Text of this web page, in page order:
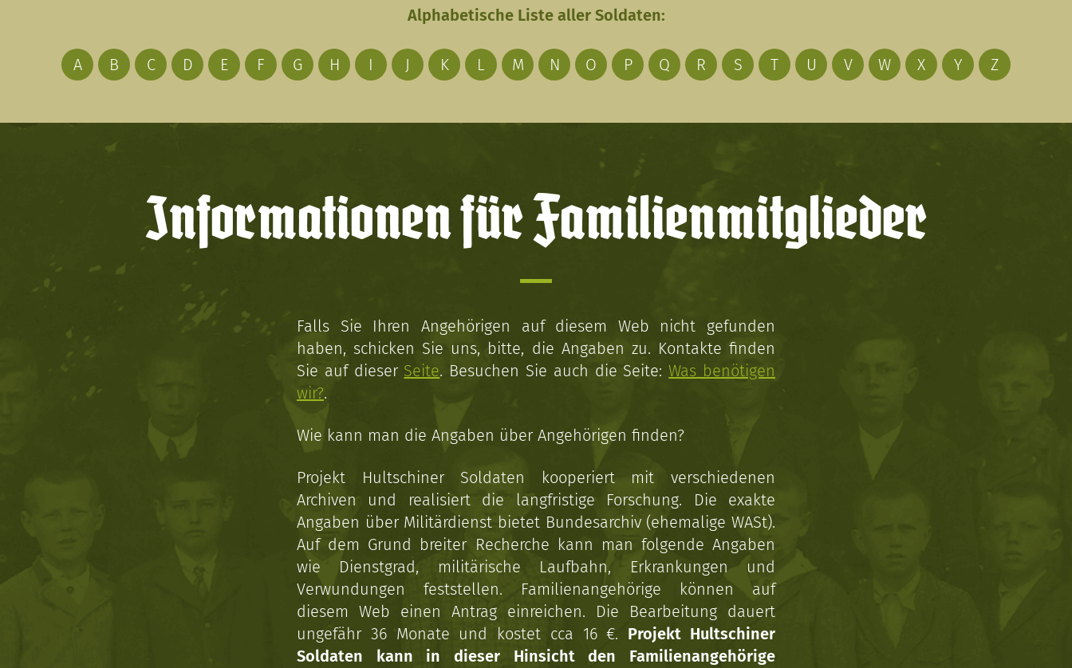
Alphabetische Liste aller Soldaten:
A B C D E F G H I J K L M N O P Q R S T U V W X Y Z
Informationen für Familienmitglieder
Falls Sie Ihren Angehörigen auf diesem Web nicht gefunden
haben, schicken Sie uns, bitte, die Angaben zu. Kontakte finden
Sie auf dieser Seite. Besuchen Sie auch die Seite:Was benötigen
wir?.
Wie kann man die Angaben über Angehörigen finden?
Projekt Hultschiner Soldaten kooperiert mit verschiedenen
Archiven und realisiert die langfristige Forschung. Die exakte
Angaben über Militärdienst bietet Bundesarchiv (ehemalige WASt).
Auf dem Grund breiter Recherche kann man folgende Angaben
wie Dienstgrad, militärische Laufbahn, Erkrankungen und
Verwundungen feststellen. Familienangehörige können auf
diesem Web einen Antrag einreichen. Die Bearbeitung dauert
ungefähr 36 Monate und kostet cca 16 €. Projekt Hultschiner
Soldaten kann in dieser Hinsicht den Familienangehörige